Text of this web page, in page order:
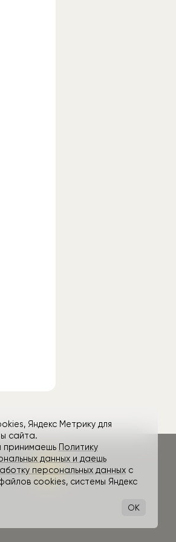
Яндекс Метрику для
сайта.
принимаешь Политику
данных и даешь
персональных данныхс
cookies, системы Яндекс
OK